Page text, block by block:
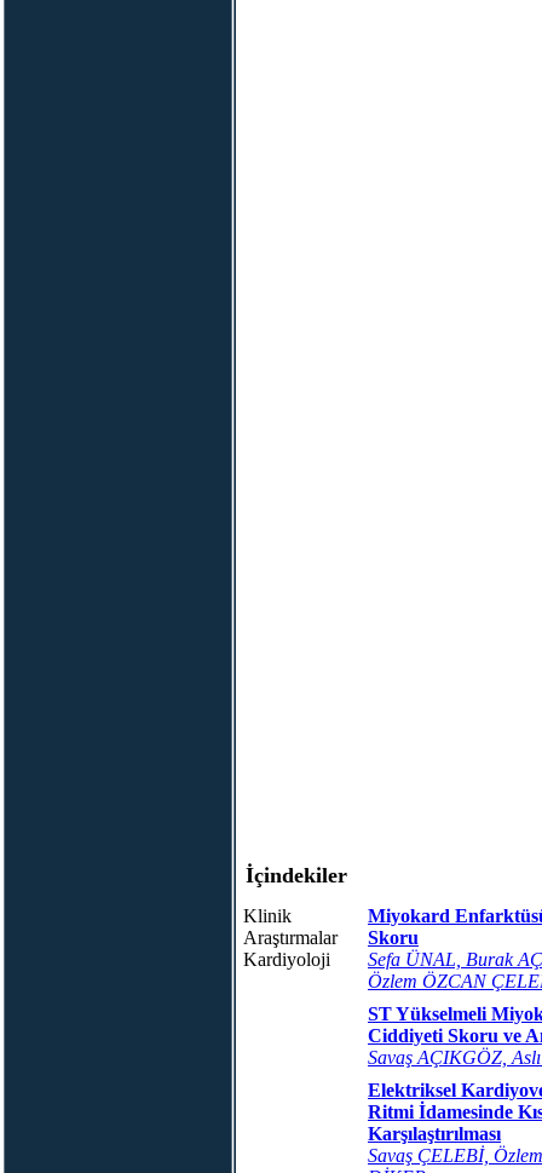
İçindekiler
Klinik
Araştırmalar
Kardiyoloji
Miyokard
Skoru
Sefa ÜNAL, Burak
Özlem ÖZCAN
ST Yükselmeli
Ciddiyeti Skoru ve
Savaş AÇIKGÖZ,
Elektriksel
Ritmi İdamesinde
Karşılaştırılması
Savaş ÇELEBİ,